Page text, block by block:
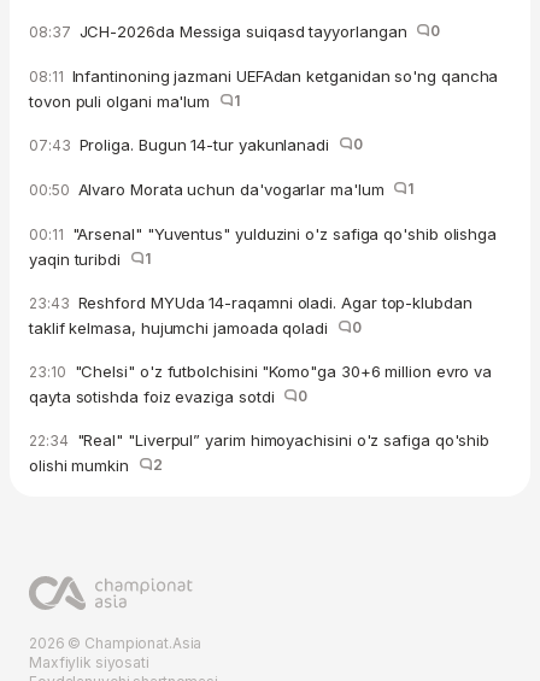
08:37 JCH-2026da Messiga suiqasd tayyorlangan 0
08:11 Infantinoning jazmani UEFAdan ketganidan so'ng qancha
tovon puli olgani ma'lum
1
07:43 Proliga. Bugun 14-tur yakunlanadi 0
00:50 Alvaro Morata uchun da'vogarlar ma'lum 1
00:11 "Arsenal" "Yuventus" yulduzini o'z safiga qo'shib olishga
yaqin turibdi
1
23:43 Reshford MYUda 14-raqamni oladi. Agar top-klubdan
taklif kelmasa, hujumchi jamoada qoladi
0
23:10 "Chelsi" o'z futbolchisini "Komo"ga 30+6 million evro va
qayta sotishda foiz evaziga sotdi
0
22:34 "Real" "Liverpul” yarim himoyachisini o'z safiga qo'shib
olishi mumkin
2
2026 © Championat.Asia
Maxfiylik siyosati